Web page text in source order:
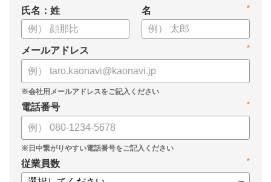
氏名：姓 *
名
*
メールアドレス
*
電話番号
*
従業員数